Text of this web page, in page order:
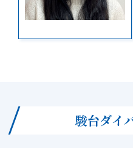
駿台ダイ